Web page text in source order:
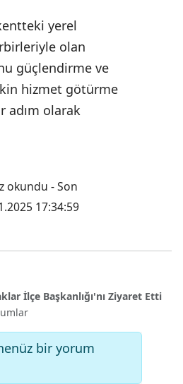
yerel
olan
güçlendirme ve
hizmet götürme
adım olarak
okundu - Son
17:34:59
İlçe Başkanlığı'nı Ziyaret Etti
bir yorum